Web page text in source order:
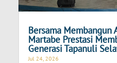
Bersama Membangun
Martabe Prestasi
Generasi Tapanuli
Jul 24, 2026